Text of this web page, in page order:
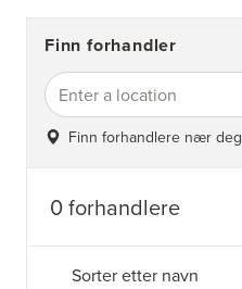
Finn forhandler
Finn forhandlere nær deg
0 forhandlere
Sorter etter navn